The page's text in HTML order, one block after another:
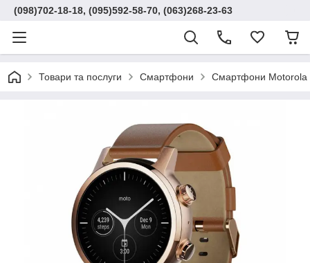
(098)702-18-18, (095)592-58-70, (063)268-23-63
Товари та послуги Смартфони Смартфони Motorola